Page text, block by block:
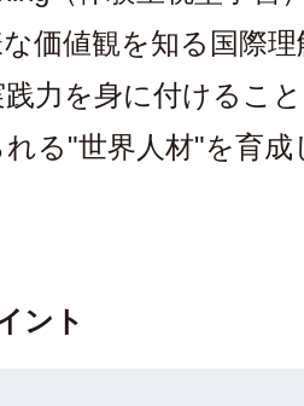
価値観を知る国際
力を身に付けるこ
る"世界人材"を育成
ント